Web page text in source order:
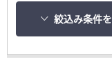
絞込み条件